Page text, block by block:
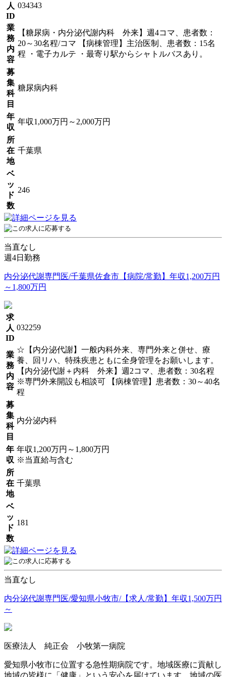
人
ID
034343
業
務
内
容
【糖尿病・内分泌代謝内科 外来】週4コマ、患者数：
20～30名程/コマ 【病棟管理】主治医制、患者数：15名
程 ・電子カルテ ・最寄り駅からシャトルバスあり。
募
集
科
目
糖尿病内科
年
収
年収1,000万円～2,000万円
所
在
地
千葉県
ベ
ッ
ド
数
246
当直なし
週4日勤務
内分泌代謝専門医/千葉県佐倉市【病院/常勤】年収1,200万円
～1,800万円
求
人
ID
032259
業
務
内
容
☆【内分泌代謝】一般内科外来、専門外来と併せ、療
養、回リハ、特殊疾患ともに全身管理をお願いします。
【内分泌代謝＋内科 外来】週2コマ、患者数：30名程
※専門外来開設も相談可 【病棟管理】患者数：30～40名
程
募
集
科
目
内分泌内科
年
収
年収1,200万円～1,800万円
※当直給与含む
所
在
地
千葉県
ベ
ッ
ド
数
181
当直なし
内分泌代謝専門医/愛知県小牧市/【求人/常勤】年収1,500万円
～
医療法人 純正会 小牧第一病院
愛知県小牧市に位置する急性期病院です。地域医療に貢献し
地域の皆様に「健康」という安心を届けています。地域の医